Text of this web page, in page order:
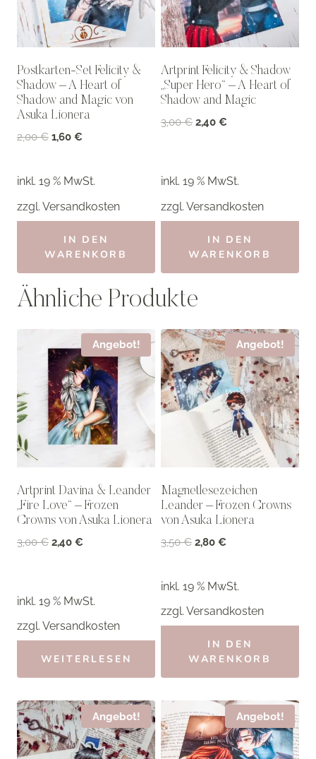
Postkarten-Set Felicity &
Shadow – A Heart of
Shadow and Magic von
Asuka Lionera
2,00€ Ursprünglicher
2,00 €
1,60 €
1,60 €.
inkl. 19 % MwSt.
zzgl. Versandkosten
IN DEN
WARENKORB
Artprint Felicity & Shadow
„Super Hero“ – A Heart of
Shadow and Magic
3,00€ Ursprünglicher
2,40 €
inkl. 19 % MwSt.
zzgl. Versandkosten
IN DEN
WARENKORB
Ähnliche Produkte
Angebot!
Artprint Davina & Leander
„Fire Love“ – Frozen
Crowns von Asuka Lionera
3,00€ Ursprünglicher
2,40 €
inkl. 19 % MwSt.
zzgl. Versandkosten
WEITERLESEN
Angebot!
Magnetlesezeichen
Leander – Frozen Crowns
von Asuka Lionera
3,50€ Ursprünglicher
3,50 €
2,80 €
2,80 €.
inkl. 19 % MwSt.
zzgl. Versandkosten
IN DEN
WARENKORB
Angebot! Angebot!